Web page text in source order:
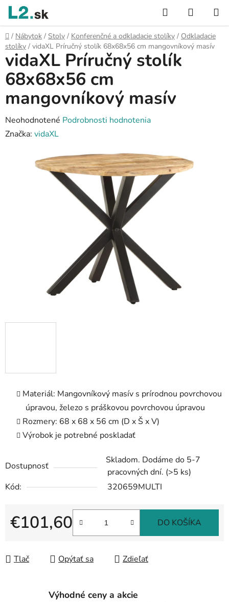
Prejsť
obsah
Hľadať
KOŠÍK
Domov
/ Nábytok / Stoly / Konferenčné a odkladacie stolíky / Odkladacie
stolíky / vidaXL Príručný stolík 68x68x56 cm mangovníkový masív
Materiál: Mangovníkový masív s prírodnou povrchovou
úpravou, železo s práškovou povrchovou úpravou
Rozmery: 68 x 68 x 56 cm (D x Š x V)
Výrobok je potrebné poskladať
Dostupnosť
Skladom. Dodáme do 5-7
pracovných dní. (>5 ks)
Kód:
320659MULTI
€101,60 DO KOŠÍKA
Tlač Opýtať sa Zdieľať
vidaXL Príručný stolík
68x68x56 cm
mangovníkový masív
Priemerné
hodnotenie
Neohodnotené Podrobnosti hodnotenia
Značka: vidaXL
Výhodné ceny a akcie